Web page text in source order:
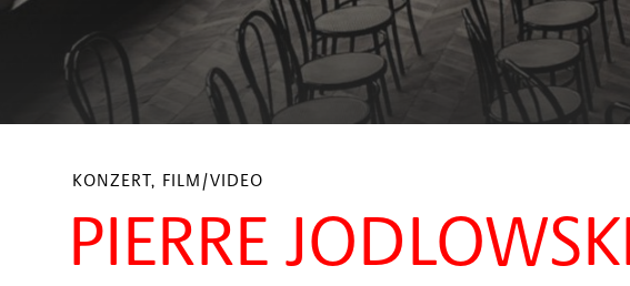
KONZERT, FILM/VIDEO
PIERRE